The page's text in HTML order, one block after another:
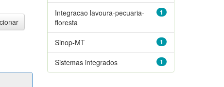
1
Integracao lavoura-pecuaria-
floresta
1
Sinop-MT
1
Sistemas integrados